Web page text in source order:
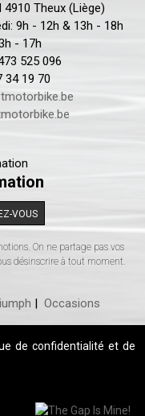
4910 Theux (Liège)
9h - 12h & 13h - 18h
- 17h
525 096
34 19 70
VOUS
On ne partage pas vos
désinscrire à tout moment.
| Occasions
de confidentialité et de